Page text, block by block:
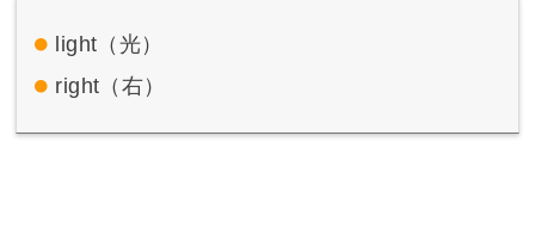
light（光）
right（右）